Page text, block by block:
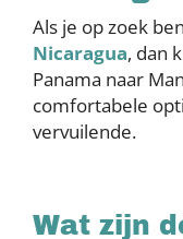
Als je op zoek
Nicaragua, dan
Panama naar
comfortabele
vervuilende.
Wat zijn